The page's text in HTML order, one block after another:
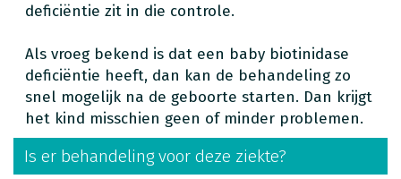
deficiëntie zit in die controle.
Als vroeg bekend is dat een baby biotinidase
deficiëntie heeft, dan kan de behandeling zo
snel mogelijk na de geboorte starten. Dan krijgt
het kind misschien geen of minder problemen.
Is er behandeling voor deze ziekte?